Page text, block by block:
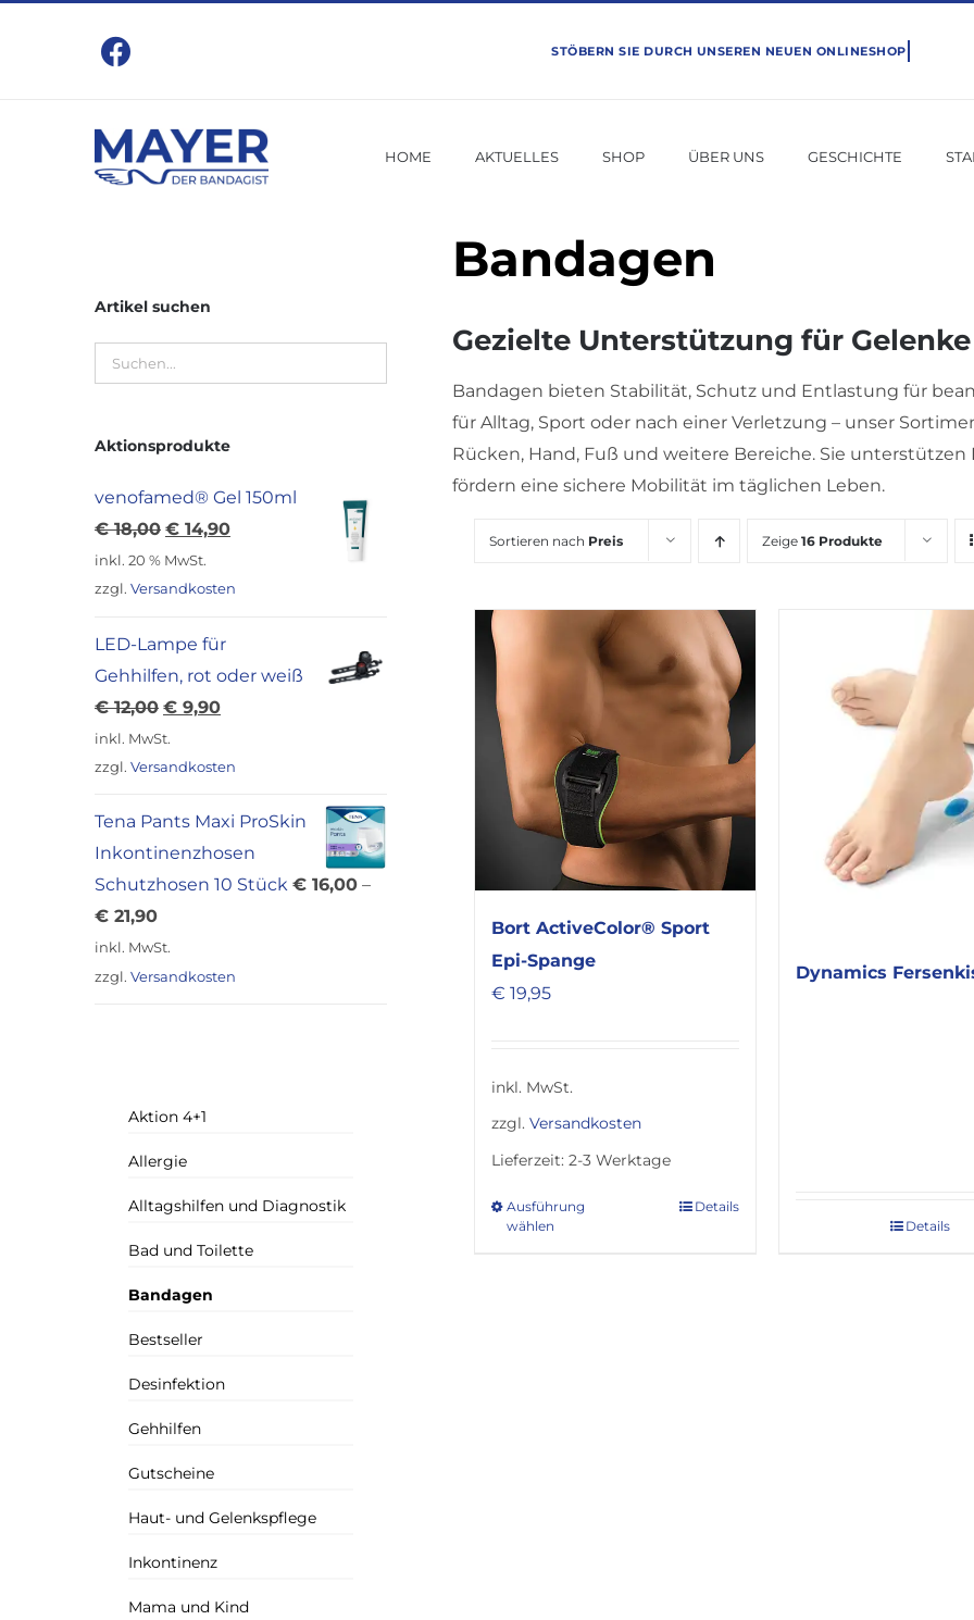
HOME AKTUELLES SHOP ÜBER UNS GESCHICHTE
Bandagen
Gezielte Unterstützung für
Bandagen bieten Stabilität, Schutz und Entlastung für
für Alltag, Sport oder nach einer Verletzung – unser
Rücken, Hand, Fuß und weitere Bereiche. Sie
fördern eine sichere Mobilität im täglichen Leben.
Sortieren nach Preis Zeige16 Produkte
Bort ActiveColor® Sport
Epi-Spange
€ 19,95
inkl. MwSt.
zzgl.Versandkosten
Lieferzeit:2-3 Werktage
Ausführung
wählen
Details
Dynamics
Details
Artikel suchen
Aktionsprodukte
venofamed® Gel 150ml
€18,00 Ursprünglicher
Preis
war:
€ 14,90Aktueller
ist:
inkl. 20 % MwSt.
zzgl. Versandkosten
LED-Lampe für
Gehhilfen, rot oder weiß
€12,00 Ursprünglicher
Preis
war:
€ 9,90Aktueller
ist:
inkl. MwSt.
zzgl. Versandkosten
Tena Pants Maxi ProSkin
Inkontinenzhosen
Schutzhosen 10 Stück € 16,00 –
€ 21,90
inkl. MwSt.
zzgl. Versandkosten
Aktion 4+1
Allergie
Alltagshilfen und Diagnostik
Bad und Toilette
Bandagen
Bestseller
Desinfektion
Gehhilfen
Gutscheine
Haut- und Gelenkspflege
Inkontinenz
Mama und Kind